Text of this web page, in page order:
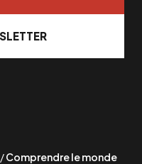
Comprendre le monde